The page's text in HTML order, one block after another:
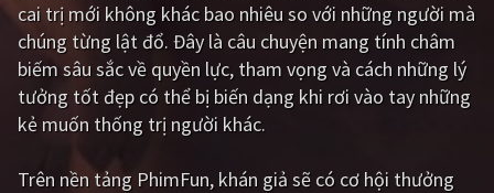
Hàn Quốc Nhật Bản
Ấn Độ Việt Nam
Tổng hợp
CẬP NHẬT
cai trị mới không khác bao nhiêu so với những người mà
chúng từng lật đổ. Đây là câu chuyện mang tính châm
biếm sâu sắc về quyền lực, tham vọng và cách những lý
tưởng tốt đẹp có thể bị biến dạng khi rơi vào tay những
kẻ muốn thống trị người khác.
Trên nền tảng PhimFun, khán giả sẽ có cơ hội thưởng